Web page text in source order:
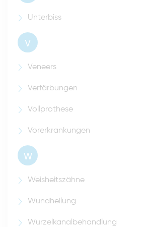
Unterbiss
V
Veneers
Verfärbungen
Vollprothese
Vorerkrankungen
W
Weisheitszähne
Wundheilung
Wurzelkanalbehandlung